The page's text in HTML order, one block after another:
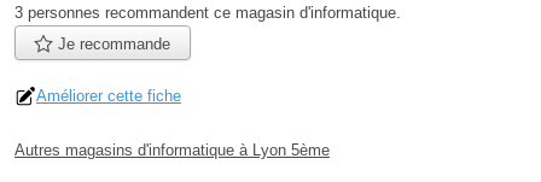
3 personnes recommandent ce magasin d'informatique.
Je recommande
Améliorer cette fiche
Autres magasins d'informatique à Lyon 5ème